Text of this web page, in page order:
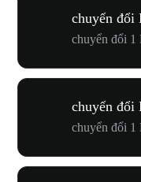
chuyển đổi
chuyển đổi 1
chuyển đổi
chuyển đổi